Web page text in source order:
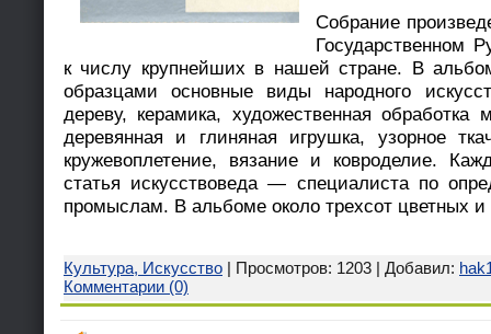
Собрание
Государственном
к числу крупнейших в нашей стране. В
образцами основные виды народного
дереву, керамика, художественная обработка
деревянная и глиняная игрушка, узорное
кружевоплетение, вязание и ковроделие.
статья искусствоведа — специалиста по
промыслам. В альбоме около трехсот цветных
Культура, Искусство | Просмотров: 1203 | Добавил:
Комментарии (0)